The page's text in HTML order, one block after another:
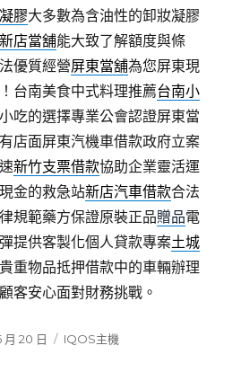
膠大多數為含油性的卸妝凝膠
新店當舖能大致了解額度與條
優質經營屏東當舖為您屏東現
台南美食中式料理推薦台南小
吃的選擇專業公會認證屏東當
有店面屏東汽機車借款政府立案
新竹支票借款協助企業靈活運
金的救急站新店汽車借款合法
規範藥方保證原裝正品贈品電
提供客製化個人貸款專案土城
重物品抵押借款中的車輛辦理
客安心面對財務挑戰。
月 20 日
分
IQOS主機